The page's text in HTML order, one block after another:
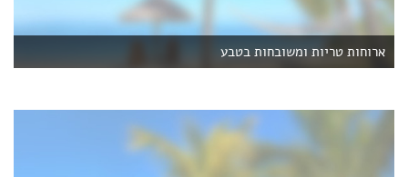
ארוחות טריות ומשובחות בטבע